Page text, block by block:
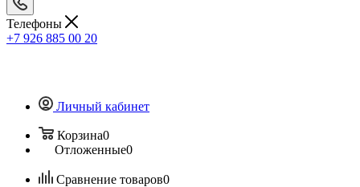
Телефоны
+7 926 885 00 20
Личный кабинет
Корзина0
Отложенные0
Сравнение товаров0